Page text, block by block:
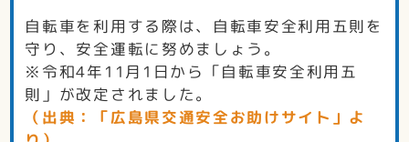
自転車を利用する際は、自転車安全利用五則を
守り、安全運転に努めましょう。
※令和4年11月1日から「自転車安全利用五
則」が改定されました。
（出典：「広島県交通安全お助けサイト」よ